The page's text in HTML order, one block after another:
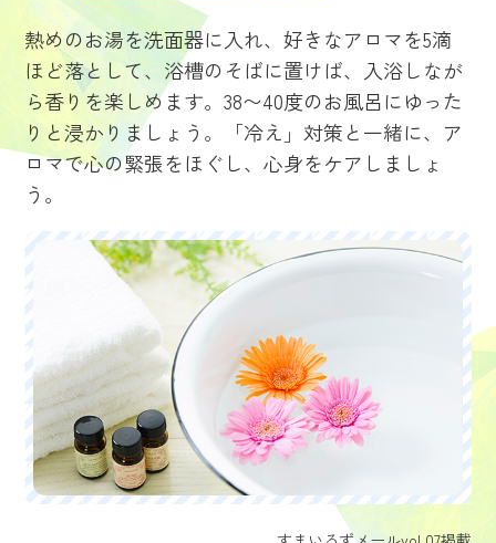
熱めのお湯を洗面器に入れ、好きなアロマを5滴
ほど落として、浴槽のそばに置けば、入浴しなが
ら香りを楽しめます。38〜40度のお風呂にゆった
りと浸かりましょう。「冷え」対策と一緒に、ア
ロマで心の緊張をほぐし、心身をケアしましょ
う。